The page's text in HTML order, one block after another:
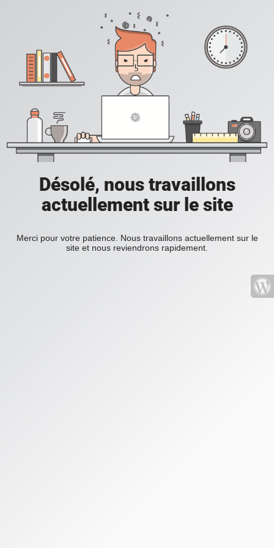
Désolé, nous travaillons
actuellement sur le site
Merci pour votre patience. Nous travaillons actuellement sur le
site et nous reviendrons rapidement.